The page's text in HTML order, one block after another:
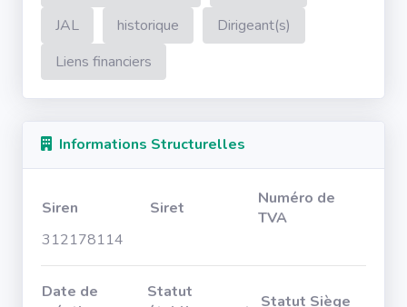
JAL
historique
Dirigeant(s)
Liens financiers
Informations Structurelles
Siren Siret
Numéro de
TVA
312178114
Date de
Statut
Statut Siège